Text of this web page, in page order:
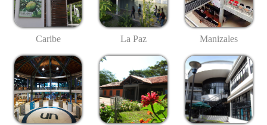
Caribe La Paz Manizales